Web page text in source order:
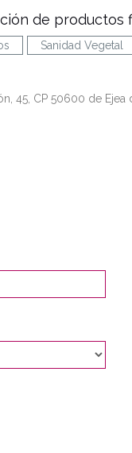
de productos
Sanidad Vegetal
45, CP 50600 de